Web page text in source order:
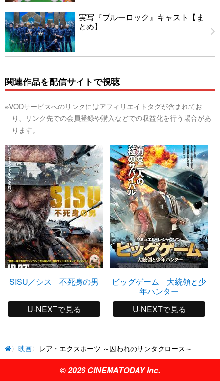
実写『ブルーロック』キャスト【ま
とめ】
関連作品を配信サイトで視聴
※VODサービスへのリンクにはアフィリエイトタグが含まれてお
り、リンク先での会員登録や購入などでの収益化を行う場合があ
ります。
SISU／シス 不死身の男
U-NEXTで見る
ビッグゲーム 大統領と少
年ハンター
U-NEXTで見る
映画 レア・エクスポーツ ～囚われのサンタクロース～
© 2026 CINEMATODAY Inc.